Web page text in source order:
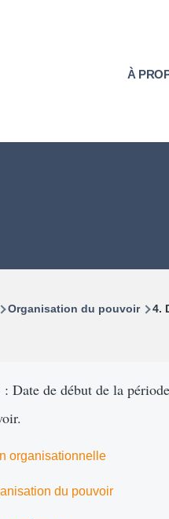
MAIN
À
sous-navigation Arborescence
Organisation du pouvoir 4.
Date de début de la
organisationnelle
du pouvoir